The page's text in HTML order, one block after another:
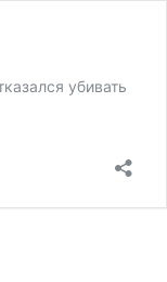
убивать